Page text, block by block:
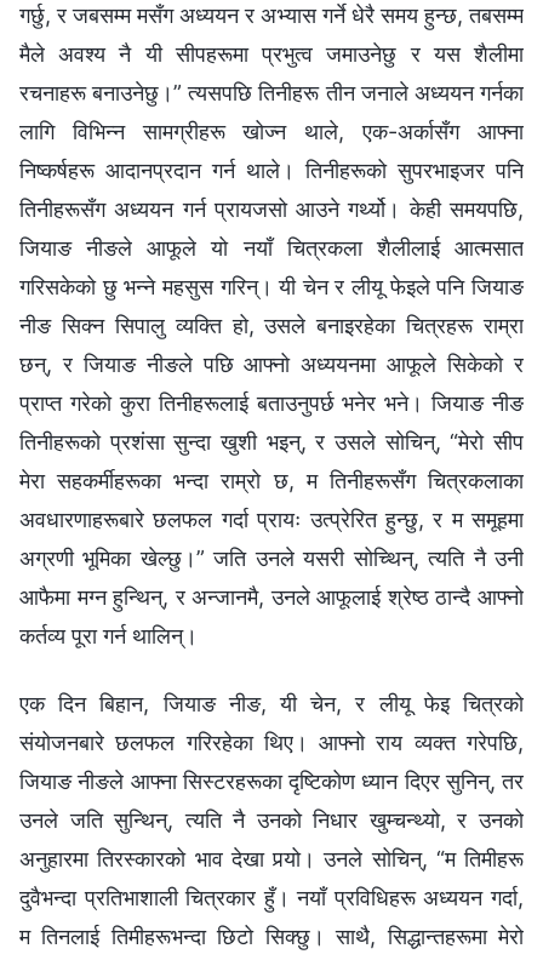
गर्छु, र जबसम्‍म मसँग अध्ययन र अभ्यास गर्ने धेरै समय हुन्छ, तबसम्‍म
मैले अवश्य नै यी सीपहरूमा प्रभुत्व जमाउनेछु र यस शैलीमा
रचनाहरू बनाउनेछु।” त्यसपछि तिनीहरू तीन जनाले अध्ययन गर्नका
लागि विभिन्‍न सामग्रीहरू खोज्न थाले, एक-अर्कासँग आफ्ना
निष्कर्षहरू आदानप्रदान गर्न थाले। तिनीहरूको सुपरभाइजर पनि
तिनीहरूसँग अध्ययन गर्न प्रायजसो आउने गर्थ्यो। केही समयपछि,
जियाङ नीङले आफूले यो नयाँ चित्रकला शैलीलाई आत्मसात
गरिसकेको छु भन्‍ने महसुस गरिन्। यी चेन र लीयू फेइले पनि जियाङ
नीङ सिक्न सिपालु व्यक्ति हो, उसले बनाइरहेका चित्रहरू राम्रा
छन्, र जियाङ नीङले पछि आफ्नो अध्ययनमा आफूले सिकेको र
प्राप्त गरेको कुरा तिनीहरूलाई बताउनुपर्छ भनेर भने। जियाङ नीङ
तिनीहरूको प्रशंसा सुन्दा खुशी भइन्, र उसले सोचिन्, “मेरो सीप
मेरा सहकर्मीहरूका भन्दा राम्रो छ, म तिनीहरूसँग चित्रकलाका
अवधारणाहरूबारे छलफल गर्दा प्रायः उत्प्रेरित हुन्छु, र म समूहमा
अग्रणी भूमिका खेल्छु।” जति उनले यसरी सोच्थिन्, त्यति नै उनी
आफैमा मग्न हुन्थिन्, र अन्जानमै, उनले आफूलाई श्रेष्ठ ठान्दै आफ्नो
कर्तव्य पूरा गर्न थालिन्।
एक दिन बिहान, जियाङ नीङ, यी चेन, र लीयू फेइ चित्रको
संयोजनबारे छलफल गरिरहेका थिए। आफ्नो राय व्यक्त गरेपछि,
जियाङ नीङले आफ्ना सिस्टरहरूका दृष्टिकोण ध्यान दिएर सुनिन्, तर
उनले जति सुन्थिन्, त्यति नै उनको निधार खुम्चन्थ्यो, र उनको
अनुहारमा तिरस्कारको भाव देखा पर्‍यो। उनले सोचिन्, “म तिमीहरू
दुवैभन्दा प्रतिभाशाली चित्रकार हुँ। नयाँ प्रविधिहरू अध्ययन गर्दा,
म तिनलाई तिमीहरूभन्दा छिटो सिक्छु। साथै, सिद्धान्तहरूमा मेरो